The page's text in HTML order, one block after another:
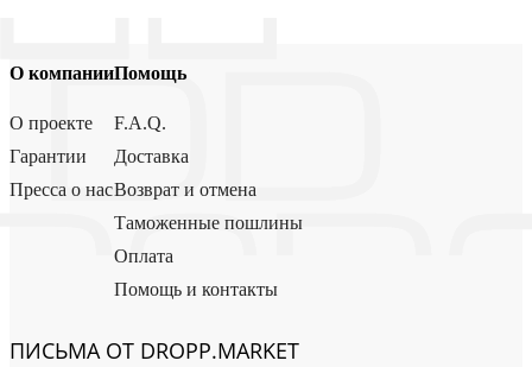
О компании
О проекте
Гарантии
Пресса о нас
Помощь
F.A.Q.
Доставка
Возврат и отмена
Таможенные пошлины
Оплата
Помощь и контакты
ПИСЬМА ОТ DROPP.MARKET